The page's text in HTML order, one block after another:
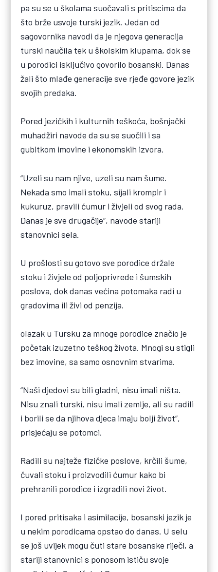
pa su se u školama suočavali s pritiscima da
što brže usvoje turski jezik. Jedan od
sagovornika navodi da je njegova generacija
turski naučila tek u školskim klupama, dok se
u porodici isključivo govorilo bosanski. Danas
žali što mlađe generacije sve rjeđe govore jezik
svojih predaka.
Pored jezičkih i kulturnih teškoća, bošnjački
muhadžiri navode da su se suočili i sa
gubitkom imovine i ekonomskih izvora.
“Uzeli su nam njive, uzeli su nam šume.
Nekada smo imali stoku, sijali krompir i
kukuruz, pravili ćumur i živjeli od svog rada.
Danas je sve drugačije“, navode stariji
stanovnici sela.
U prošlosti su gotovo sve porodice držale
stoku i živjele od poljoprivrede i šumskih
poslova, dok danas većina potomaka radi u
gradovima ili živi od penzija.
olazak u Tursku za mnoge porodice značio je
početak izuzetno teškog života. Mnogi su stigli
bez imovine, sa samo osnovnim stvarima.
“Naši djedovi su bili gladni, nisu imali ništa.
Nisu znali turski, nisu imali zemlje, ali su radili
i borili se da njihova djeca imaju bolji život“,
prisjećaju se potomci.
Radili su najteže fizičke poslove, krčili šume,
čuvali stoku i proizvodili ćumur kako bi
prehranili porodice i izgradili novi život.
I pored pritisaka i asimilacije, bosanski jezik je
u nekim porodicama opstao do danas. U selu
se još uvijek mogu čuti stare bosanske riječi, a
stariji stanovnici s ponosom ističu svoje